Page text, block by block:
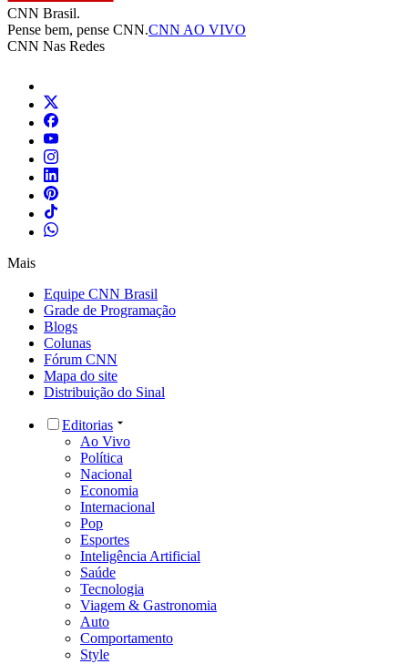
CNN Brasil.
Pense bem, pense CNN.CNN AO VIVO
CNN Nas Redes
Mais
Equipe CNN Brasil
Grade de Programação
Blogs
Colunas
Fórum CNN
Mapa do site
Distribuição do Sinal
Editorias
Ao Vivo
Política
Nacional
Economia
Internacional
Pop
Esportes
Inteligência Artificial
Saúde
Tecnologia
Viagem & Gastronomia
Auto
Comportamento
Style